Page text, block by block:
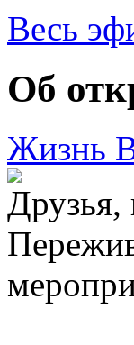
Весь
Об
Жизнь
Друзья,